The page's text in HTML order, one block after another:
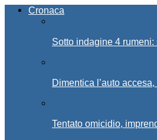
Cronaca
Sotto indagine 4
Dimentica l’auto
Tentato omicidio,